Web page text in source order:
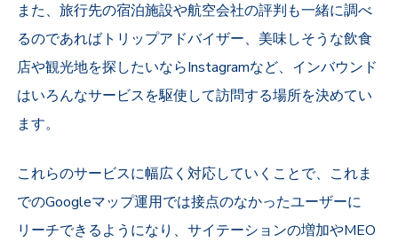
また、旅行先の宿泊施設や航空会社の評判も一緒に調べ
るのであればトリップアドバイザー、美味しそうな飲食
店や観光地を探したいならInstagramなど、インバウンド
はいろんなサービスを駆使して訪問する場所を決めてい
ます。
これらのサービスに幅広く対応していくことで、これま
でのGoogleマップ運用では接点のなかったユーザーに
リーチできるようになり、サイテーションの増加やMEO